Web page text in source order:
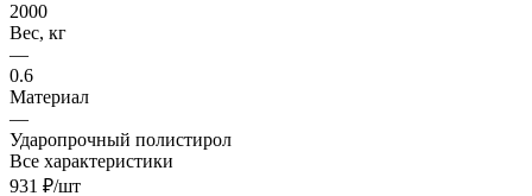
2000
Вес, кг
—
0.6
Материал
—
Ударопрочный полистирол
Все характеристики
931 ₽/шт